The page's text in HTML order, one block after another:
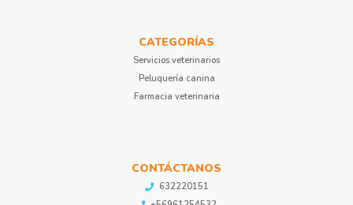
CATEGORÍAS
Servicios veterinarios
Peluquería canina
Farmacia veterinaria
CONTÁCTANOS
632220151